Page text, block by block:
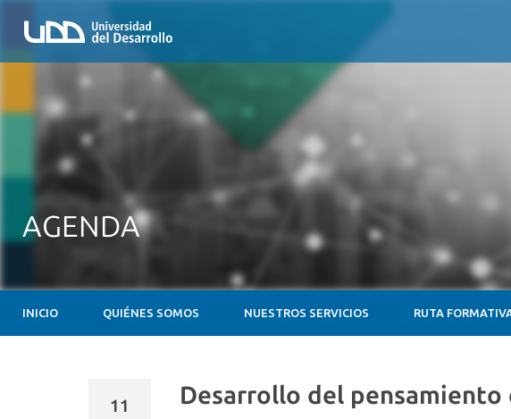
AGENDA
INICIO QUIÉNES SOMOS NUESTROS SERVICIOS RUTA
Desarrollo del
11